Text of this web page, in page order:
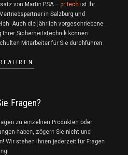
von Martin PSA – pr tech ist Ihr
in Salzburg und
Auch die jährlich vorgeschriebene
Ihrer Sicherheitstechnik können
Mitarbeiter für Sie durchführen.
Fragen?
zu einzelnen Produkten oder
haben, zögern Sie nicht und
Wir stehen Ihnen jederzeit für Fragen